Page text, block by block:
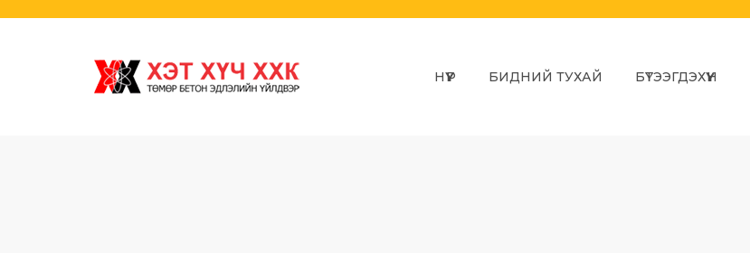
НҮҮР БИДНИЙ ТУХАЙ БҮТЭЭГДЭХҮҮН